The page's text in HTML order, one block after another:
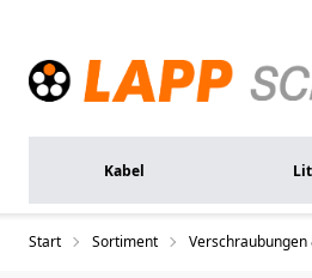
Kabel
Start Sortiment Verschraubungen